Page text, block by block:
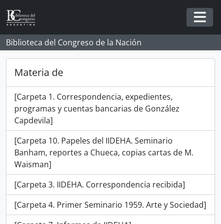
Skip to main content
Biblioteca del Congreso de la Nación
Materia de
[Carpeta 1. Correspondencia, expedientes,
programas y cuentas bancarias de González
Capdevila]
[Carpeta 10. Papeles del IIDEHA. Seminario
Banham, reportes a Chueca, copias cartas de M.
Waisman]
[Carpeta 3. IIDEHA. Correspondencia recibida]
[Carpeta 4. Primer Seminario 1959. Arte y Sociedad]